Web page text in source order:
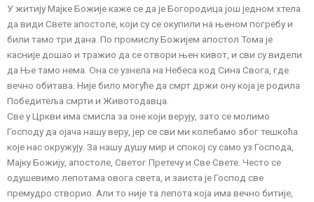
У житију Мајке Божије каже се да је Богородица још једном хтела
да види Свете апостоле, који су се окупили на њеном погребу и
били тамо три дана. По промислу Божијем апостол Тома је
касније дошао и тражио да се отвори њен кивот, и сви су видели
да Ње тамо нема. Она се узнела на Небеса код Сина Свога, где
вечно обитава. Није било могуће да смрт држи ону која је родила
Победитеља смрти и Животодавца.
Све у Цркви има смисла за оне који верују, зато се молимо
Господу да ојача нашу веру, јер се сви ми колебамо због тешкоћа
које нас окружују. За нашу душу мир и спокој су само уз Господа,
Мајку Божију, апостоле, Светог Претечу и Све Свете. Често се
одушевимо лепотама овога света, и заиста је Господ све
премудро створио. Али то није та лепота која има вечно битије,